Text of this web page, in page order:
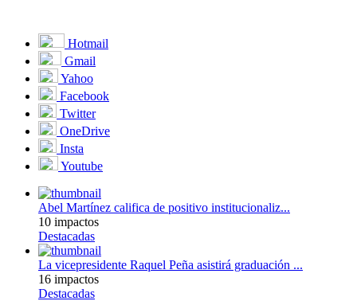
Hotmail
Gmail
Yahoo
Facebook
Twitter
OneDrive
Insta
Youtube
Abel Martínez califica de positivo institucionaliz...
10 impactos
Destacadas
La vicepresidente Raquel Peña asistirá graduación ...
16 impactos
Destacadas